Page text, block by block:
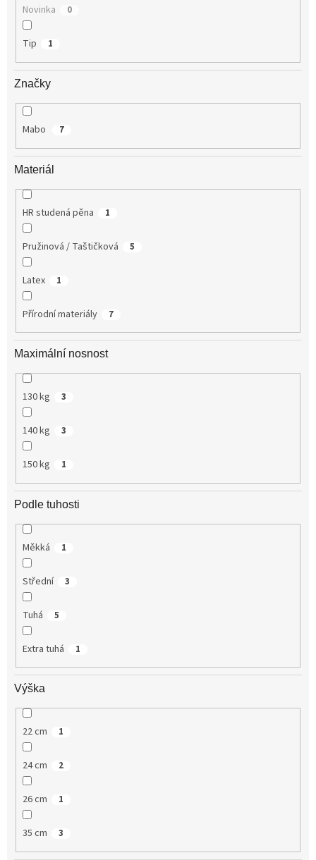
Novinka 0
Tip 1
Značky
Mabo 7
Materiál
HR studená pěna 1
Pružinová / Taštičková 5
Latex 1
Přírodní materiály 7
Maximální nosnost
130 kg 3
140 kg 3
150 kg 1
Podle tuhosti
Měkká 1
Střední 3
Tuhá 5
Extra tuhá 1
Výška
22 cm 1
24 cm 2
26 cm 1
35 cm 3